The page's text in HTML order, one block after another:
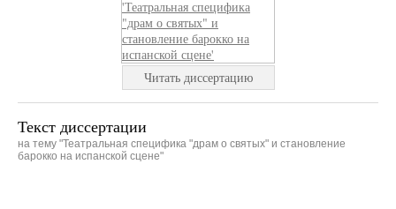
Читать диссертацию
Текст диссертации
на тему "Театральная специфика "драм о святых" и становление
барокко на испанской сцене"